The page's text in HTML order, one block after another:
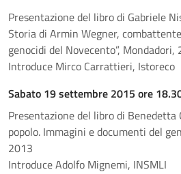
Presentazione del libro di Gabriele
Storia di Armin Wegner,
genocidi del Novecento”, Mondadori,
Introduce Mirco Carrattieri, Istoreco
Sabato 19 settembre 2015 ore
Presentazione del libro di Benedetta
popolo. Immagini e documenti del
2013
Introduce Adolfo Mignemi, INSMLI